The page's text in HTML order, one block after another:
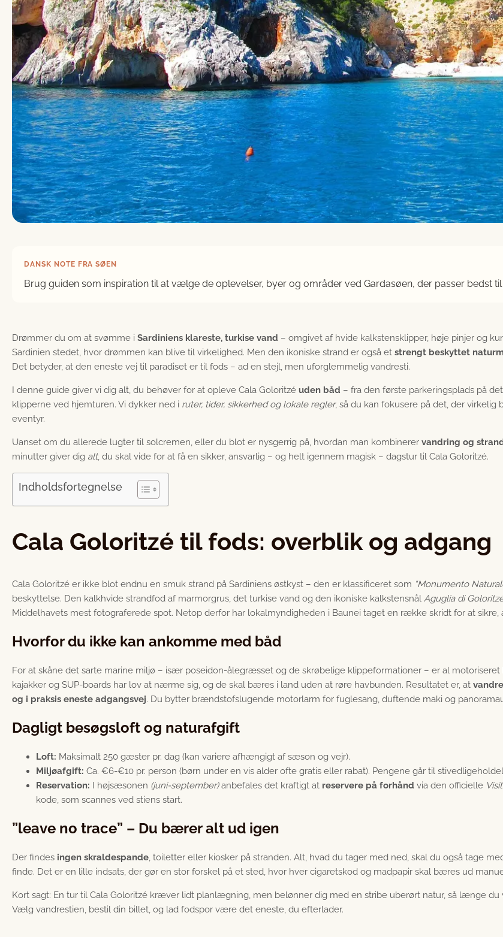
DANSK NOTE FRA SØEN
Brug guiden som inspiration til at vælge de oplevelser, byer og områder ved Gardasøen, der passer bedst
Drømmer du om at svømme i Sardiniens klareste, turkise vand – omgivet af hvide kalkstensklipper, høje pinjer og
Sardinien stedet, hvor drømmen kan blive til virkelighed. Men den ikoniske strand er også et strengt beskyttet
Det betyder, at den eneste vej til paradiset er til fods – ad en stejl, men uforglemmelig vandresti.
I denne guide giver vi dig alt, du behøver for at opleve Cala Goloritzé uden båd – fra den første parkeringsplads på
klipperne ved hjemturen. Vi dykker ned i ruter, tider, sikkerhed og lokale regler, så du kan fokusere på det, der
eventyr.
Uanset om du allerede lugter til solcremen, eller du blot er nysgerrig på, hvordan man kombinerer vandring og
minutter giver dig alt, du skal vide for at få en sikker, ansvarlig – og helt igennem magisk – dagstur til Cala Goloritzé.
Indholdsfortegnelse
Cala Goloritzé til fods: overblik og adgang
Cala Goloritzé er ikke blot endnu en smuk strand på Sardiniens østkyst – den er klassificeret som “Monumento
beskyttelse. Den kalkhvide strandfod af marmorgrus, det turkise vand og den ikoniske kalkstensnål Aguglia di
Middelhavets mest fotograferede spot. Netop derfor har lokalmyndigheden i Baunei taget en række skridt for at sikre,
Hvorfor du ikke kan ankomme med båd
For at skåne det sarte marine miljø – især poseidon-ålegræsset og de skrøbelige klippeformationer – er al
kajakker og SUP-boards har lov at nærme sig, og de skal bæres i land uden at røre havbunden. Resultatet er, at
og i praksis eneste adgangsvej. Du bytter brændstofslugende motorlarm for fuglesang, duftende maki og
Dagligt besøgsloft og naturafgift
Loft: Maksimalt 250 gæster pr. dag (kan variere afhængigt af sæson og vejr).
Miljøafgift: Ca. €6-€10 pr. person (børn under en vis alder ofte gratis eller rabat). Pengene går til
Reservation: I højsæsonen (juni-september)anbefales det kraftigt at reservere på forhånd via den officielle
kode, som scannes ved stiens start.
”leave no trace” – Du bærer alt ud igen
Der findes ingen skraldespande, toiletter eller kiosker på stranden. Alt, hvad du tager med ned, skal du også tage
finde. Det er en lille indsats, der gør en stor forskel på et sted, hvor hver cigaretskod og madpapir skal bæres ud
Kort sagt: En tur til Cala Goloritzé kræver lidt planlægning, men belønner dig med en stribe uberørt natur, så længe
Vælg vandrestien, bestil din billet, og lad fodspor være det eneste, du efterlader.